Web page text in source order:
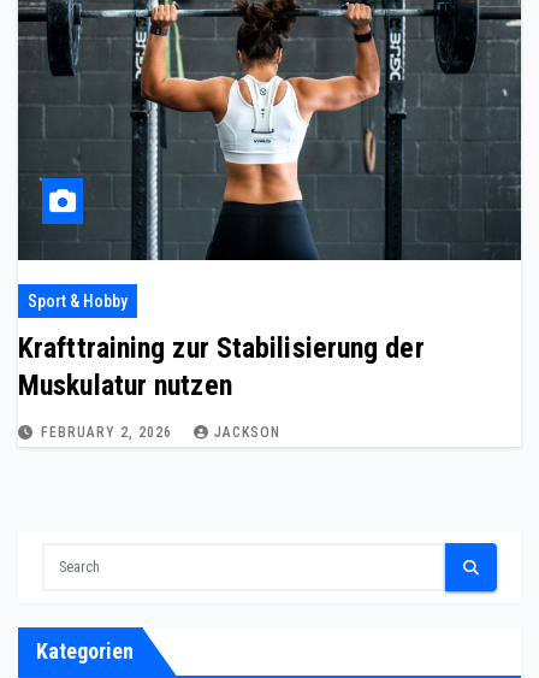
Sport & Hobby
Krafttraining zur Stabilisierung der
Muskulatur nutzen
FEBRUARY 2, 2026 JACKSON
Kategorien